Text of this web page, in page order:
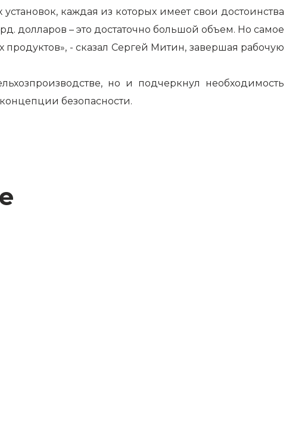
каждая из которых имеет свои достоинства
долларов – это достаточно большой объем. Но самое
продуктов», - сказал Сергей Митин, завершая рабочую
но и подчеркнул необходимость
безопасности.